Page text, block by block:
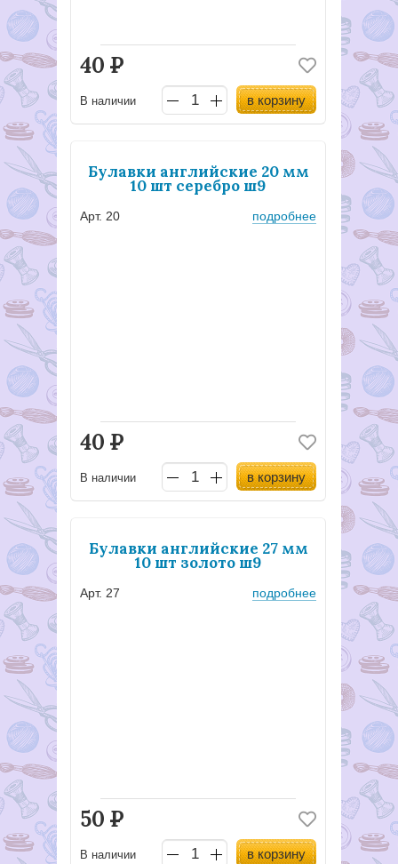
40 Р
В наличии в корзину
Булавки английские 20 мм
10 шт серебро ш9
Арт. 20 подробнее
40 Р
В наличии в корзину
Булавки английские 27 мм
10 шт золото ш9
Арт. 27 подробнее
50 Р
В наличии в корзину